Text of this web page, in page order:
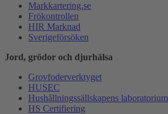
Markkartering.se
Frökontrollen
HIR Marknad
Sverigeförsöken
Jord, grödor och djurhälsa
Grovfoderverktyget
HUSEC
Hushållningssällskapens laboratorium
HS Certifiering